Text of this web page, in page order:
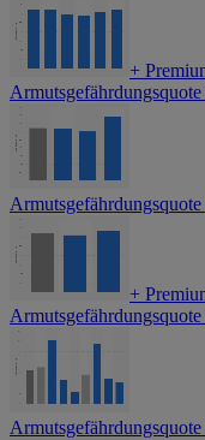
+
+